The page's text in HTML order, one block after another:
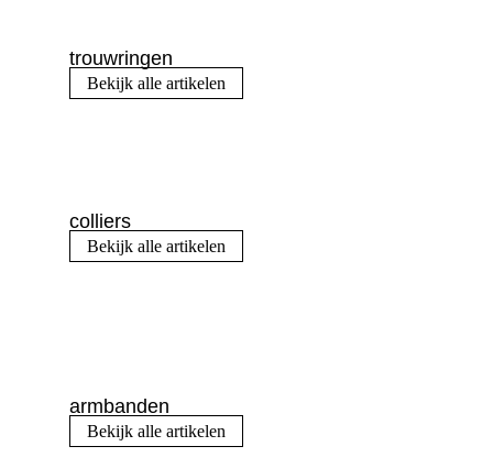
trouwringen
Bekijk alle artikelen
colliers
Bekijk alle artikelen
armbanden
Bekijk alle artikelen